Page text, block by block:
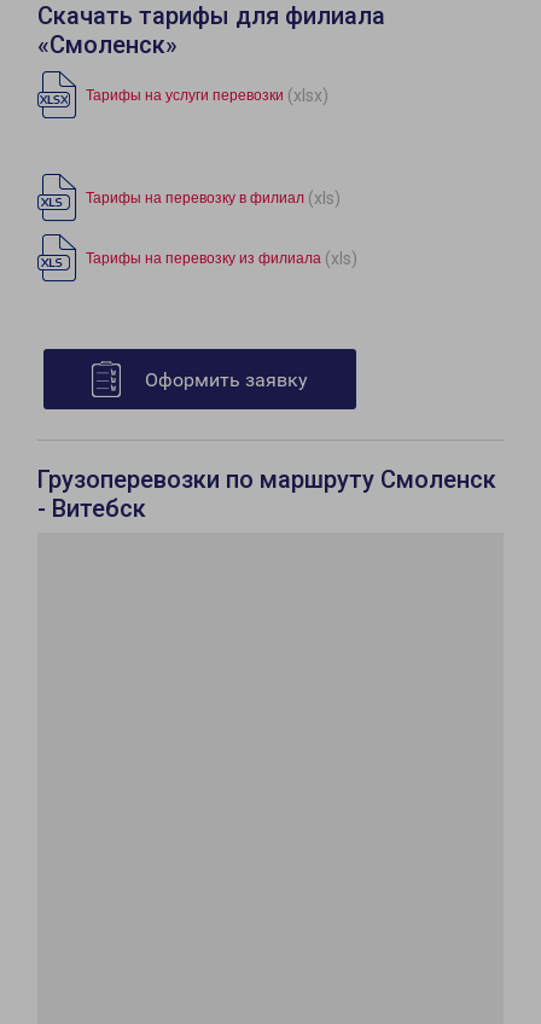
Скачать тарифы для филиала
«Смоленск»
Тарифы на услуги перевозки (xlsx)
Тарифы на перевозку в филиал (xls)
Тарифы на перевозку из филиала (xls)
Оформить заявку
Грузоперевозки по маршруту Смоленск
- Витебск